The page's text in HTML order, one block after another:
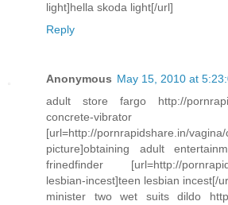
light]hella skoda light[/url]
Reply
Anonymous May 15, 2010 at
adult store fargo http://
concrete-vibrator
[url=http://pornrapidshare.in/
picture]obtaining adult
frinedfinder [url=http://
lesbian-incest]teen lesbian incest[/
minister two wet suits dildo